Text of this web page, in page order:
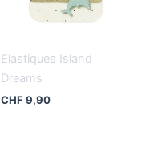
Elastiques Island
Dreams
CHF9,90